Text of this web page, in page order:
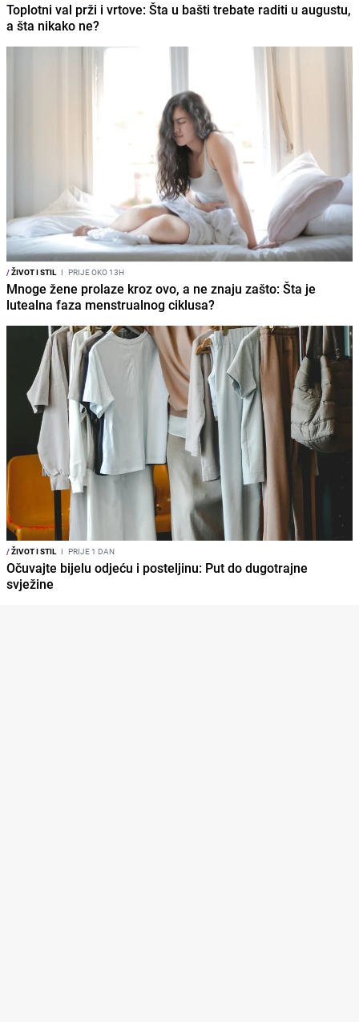
Toplotni val prži i vrtove: Šta u bašti trebate raditi u augustu,
a šta nikako ne?
/ŽIVOT I STIL I PRIJE OKO 13H
Mnoge žene prolaze kroz ovo, a ne znaju zašto: Šta je
lutealna faza menstrualnog ciklusa?
/ŽIVOT I STIL I PRIJE 1 DAN
Očuvajte bijelu odjeću i posteljinu: Put do dugotrajne
svježine